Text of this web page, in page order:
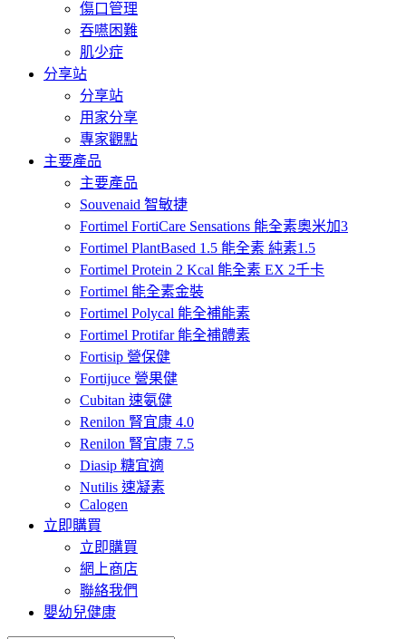
傷口管理
吞嚥困難
肌少症
分享站
分享站
用家分享
專家觀點
主要產品
主要產品
Souvenaid 智敏捷
Fortimel FortiCare Sensations 能全素奧米加3
Fortimel PlantBased 1.5 能全素 純素1.5
Fortimel Protein 2 Kcal 能全素 EX 2千卡
Fortimel 能全素金裝
Fortimel Polycal 能全補能素
Fortimel Protifar 能全補體素
Fortisip 營保健
Fortijuce 營果健
Cubitan 速氨健
Renilon 腎宜康 4.0
Renilon 腎宜康 7.5
Diasip 糖宜適
Nutilis 速凝素
Calogen
立即購買
立即購買
網上商店
聯絡我們
嬰幼兒健康